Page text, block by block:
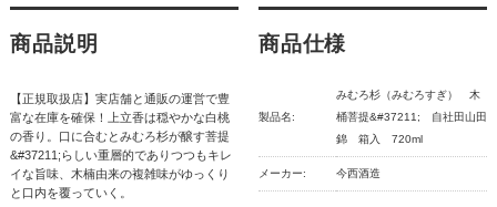
商品説明
【正規取扱店】実店舗と通販の運営で豊
富な在庫を確保！上立香は穏やかな白桃
の香り。口に合むとみむろ杉が醸す菩提
&#37211;らしい重層的でありつつもキレ
イな旨味、木楠由来の複雑味がゆっくり
と口内を覆っていく。
商品仕様
製品名:
みむろ杉（みむろすぎ） 木
桶菩提&#37211; 自社田山田
錦 箱入 720ml
メーカー: 今西酒造